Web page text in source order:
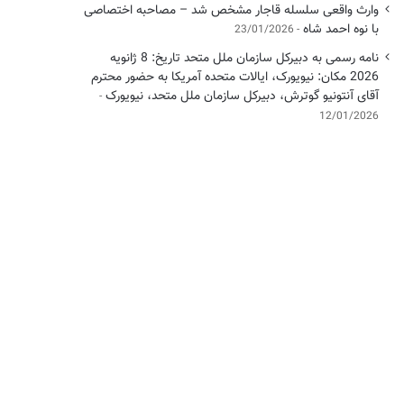
وارث واقعی سلسله قاجار مشخص شد – مصاحبه اختصاصی
با نوه احمد شاه 23/01/2026
نامه رسمی به دبیرکل سازمان ملل متحد تاریخ: 8 ژانویه
2026 مکان: نیویورک، ایالات متحده آمریکا به حضور محترم
آقای آنتونیو گوترش، دبیرکل سازمان ملل متحد، نیویورک
12/01/2026